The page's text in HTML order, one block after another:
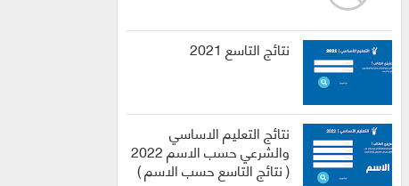
نتائج التاسع 2021
نتائج التعليم الاساسي
والشرعي حسب الاسم 2022
( نتائج التاسع حسب الاسم )